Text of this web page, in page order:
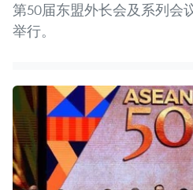
第50届东盟外长会及系列会
举行。